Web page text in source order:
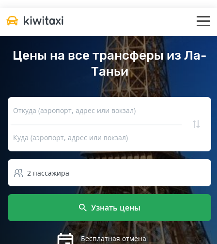
Цены на все трансферы из Ла-
Таньи
Откуда (аэропорт, адрес или вокзал)
Куда (аэропорт, адрес или вокзал)
2 пассажира
Узнать цены
Бесплатная отмена